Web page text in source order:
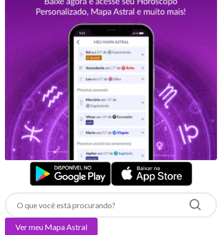
Ver meu Mapa Astral